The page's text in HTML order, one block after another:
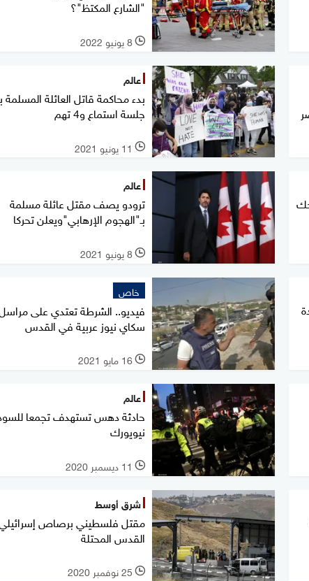
"الشارع المكتظ"؟
l 8 يونيو 2022
عالم
بدء محاكمة قاتل العائلة المسلمة
جلسة استماع و4 تهم
l 11 يونيو 2021
عالم
ترودو يصف مقتل عائلة مسلمة
بـ"الهجوم الإرهابي"ويعلن تحركا
l 8 يونيو 2021
خاص
فيديو.. الشرطة تعتدي على
سكاي نيوز عربية في القدس
l 16 مايو 2021
عالم
حادثة دهس تستهدف تجمعا
نيويورك
l 11 ديسمبر 2020
شرق أوسط
مقتل فلسطيني برصاص
القدس المحتلة
l 25 نوفمبر 2020